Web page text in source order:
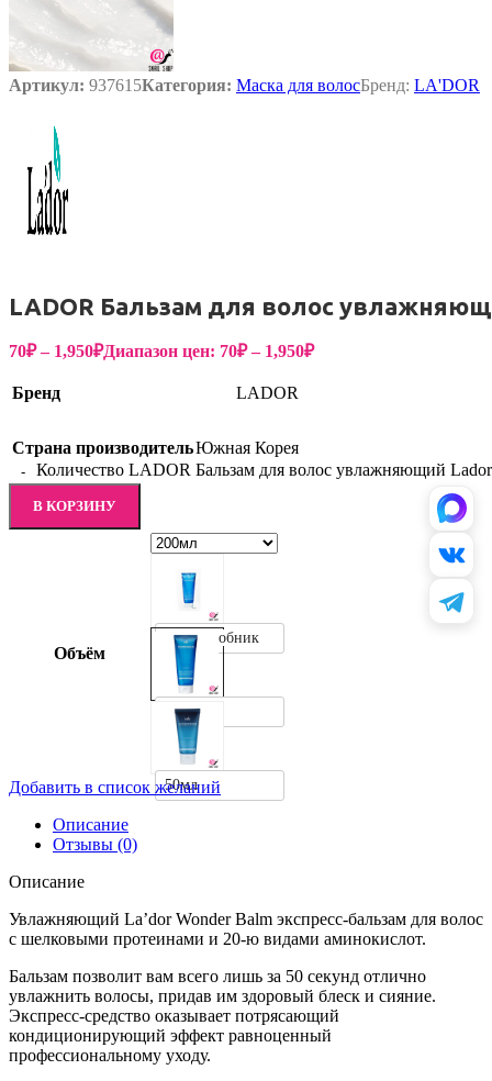
Артикул: 937615Категория: Маска для волосБренд: LA'DOR
LADOR Бальзам для волос
70₽ – 1,950₽Диапазон цен: 70₽ – 1,950₽
Бренд LADOR
Страна производительЮжная Корея
Количество LADOR Бальзам для волос увлажняющий
В КОРЗИНУ
Объём
10мл пробник
200мл
50мл
Добавить в список желаний
Описание
Отзывы (0)
Описание
Увлажняющий La’dor Wonder Balm экспресс-бальзам для волос
с шелковыми протеинами и 20-ю видами аминокислот.
Бальзам позволит вам всего лишь за 50 секунд отлично
увлажнить волосы, придав им здоровый блеск и сияние.
Экспресс-средство оказывает потрясающий
кондиционирующий эффект равноценный
профессиональному уходу.